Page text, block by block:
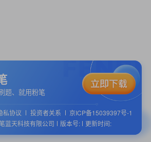
题、就用粉笔
私协议 投资者关系
京ICP备15039397号-1
蓝天科技有限公司
版本号: 更新时间: